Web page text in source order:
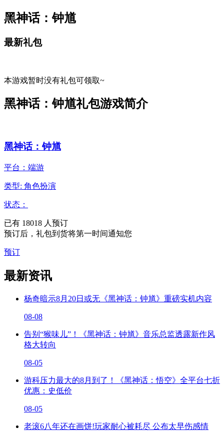
黑神话：钟馗
最新礼包
本游戏暂时没有礼包可领取~
黑神话：钟馗礼包游戏简介
黑神话：钟馗
平台：端游
类型: 角色扮演
状态：
已有 18018 人预订
预订后，礼包到货将第一时间通知您
预订
最新资讯
杨奇暗示8月20日或无《黑神话：钟馗》重磅实机内容
08-08
告别“猴味儿”！《黑神话：钟馗》音乐总监透露新作风
格大转向
08-05
游科压力最大的8月到了！《黑神话：悟空》全平台七折
优惠：史低价
08-05
老滚6八年还在画饼!玩家耐心被耗尽 公布太早伤感情